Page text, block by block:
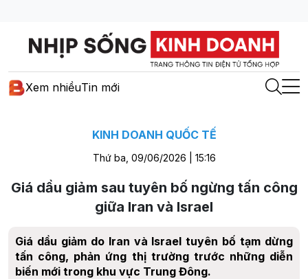
Xem nhiềuTin mới
KINH DOANH QUỐC TẾ
Thứ ba, 09/06/2026 | 15:16
Giá dầu giảm sau tuyên bố ngừng tấn công
giữa Iran và Israel
Giá dầu giảm do Iran và Israel tuyên bố tạm dừng
tấn công, phản ứng thị trường trước những diễn
biến mới trong khu vực Trung Đông.